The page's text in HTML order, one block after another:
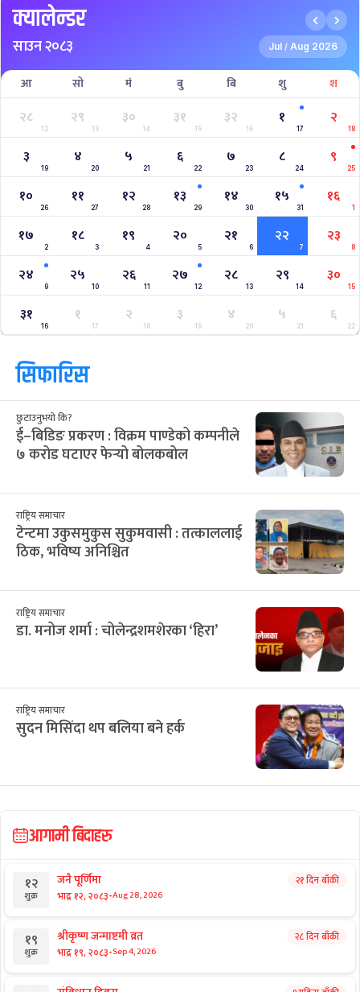
क्यालेन्डर
साउन २०८३ Jul / Aug 2026
आ सो मं बु बि शु श
२८
12
२९
13
३०
14
३१
15
३२
16
१
17
२
18
३
19
४
20
५
21
६
22
७
23
८
24
९
25
१०
26
११
27
१२
28
१३
29
१४
30
१५
31
१६
1
१७
2
१८
3
१९
4
२०
5
२१
6
२२
7
२३
8
२४
9
२५
10
२६
11
२७
12
२८
13
२९
14
३०
15
३१
16
१
17
२
18
३
19
४
20
५
21
६
22
सिफारिस
छुटाउनुभयो कि?
ई–बिडिङ प्रकरण : विक्रम पाण्डेको कम्पनीले
७ करोड घटाएर फेर्‍यो बोलकबोल
राष्ट्रिय समाचार
टेन्टमा उकुसमुकुस सुकुमवासी : तत्काललाई
ठिक, भविष्य अनिश्चित
राष्ट्रिय समाचार
डा. मनोज शर्मा : चोलेन्द्रशमशेरका ‘हिरा’
राष्ट्रिय समाचार
सुदन मिसिंदा थप बलिया बने हर्क
आगामी बिदाहरु
१२
शुक्र
जनै पूर्णिमा
भाद्र १२, २०८३-Aug 28, 2026
२१ दिन बाँकी
१९
शुक्र
श्रीकृष्ण जन्माष्टमी व्रत
भाद्र १९, २०८३-Sep 4, 2026
२८ दिन बाँकी